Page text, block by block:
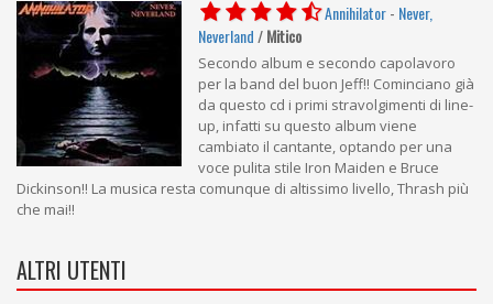
Annihilator- Never,
Neverland/Mitico
Secondo album e secondo capolavoro
per la band del buon Jeff!! Cominciano già
da questo cd i primi stravolgimenti di line-
up, infatti su questo album viene
cambiato il cantante, optando per una
voce pulita stile Iron Maiden e Bruce
Dickinson!! La musica resta comunque di altissimo livello, Thrash più
che mai!!
ALTRI UTENTI